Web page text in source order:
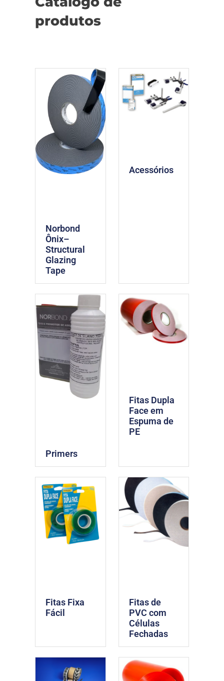
produtos
Norbond
Ônix–
Structural
Glazing
Tape
Acessórios
Primers
Fitas Dupla
Face em
Espuma de
PE
Fitas Fixa
Fácil
Fitas de
PVC com
Células
Fechadas